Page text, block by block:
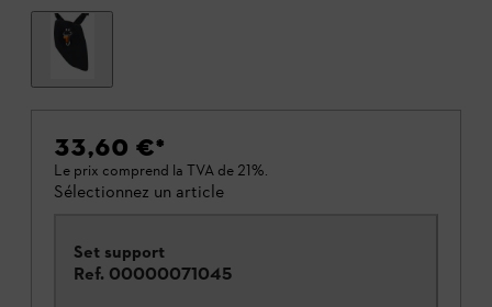
33,60 €*
Le prix comprend la TVA de 21%.
Sélectionnez un article
Set support
Ref. 00000071045